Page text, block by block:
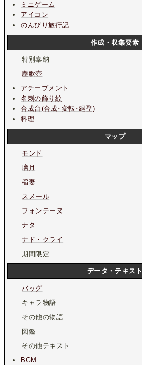
ミニゲーム
アイコン
のんびり旅行記
作成・収集要素
特別奉納
塵歌壺
アチーブメント
名刺の飾り紋
合成台(合成･変転･廻聖)
料理
マップ
モンド
璃月
稲妻
スメール
フォンテーヌ
ナタ
ナド・クライ
期間限定
データ・テキスト
バッグ
キャラ物語
その他の物語
図鑑
その他テキスト
BGM